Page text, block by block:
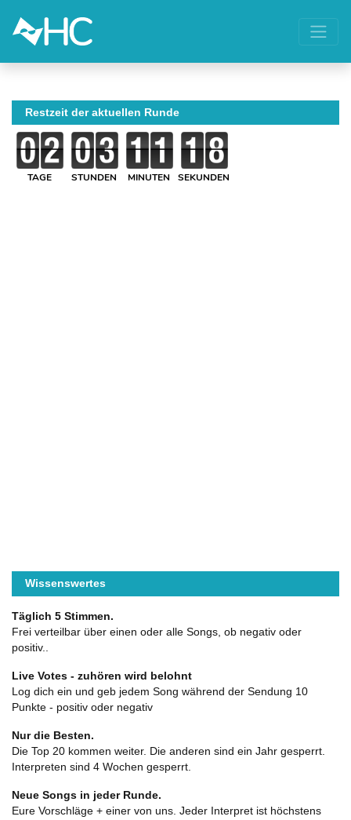
Restzeit der aktuellen Runde
TAGE STUNDEN MINUTEN SEKUNDEN
Wissenswertes
Täglich 5 Stimmen.
Frei verteilbar über einen oder alle Songs, ob negativ oder
positiv..
Live Votes - zuhören wird belohnt
Log dich ein und geb jedem Song während der Sendung 10
Punkte - positiv oder negativ
Nur die Besten.
Die Top 20 kommen weiter. Die anderen sind ein Jahr gesperrt.
Interpreten sind 4 Wochen gesperrt.
Neue Songs in jeder Runde.
Eure Vorschläge + einer von uns. Jeder Interpret ist höchstens